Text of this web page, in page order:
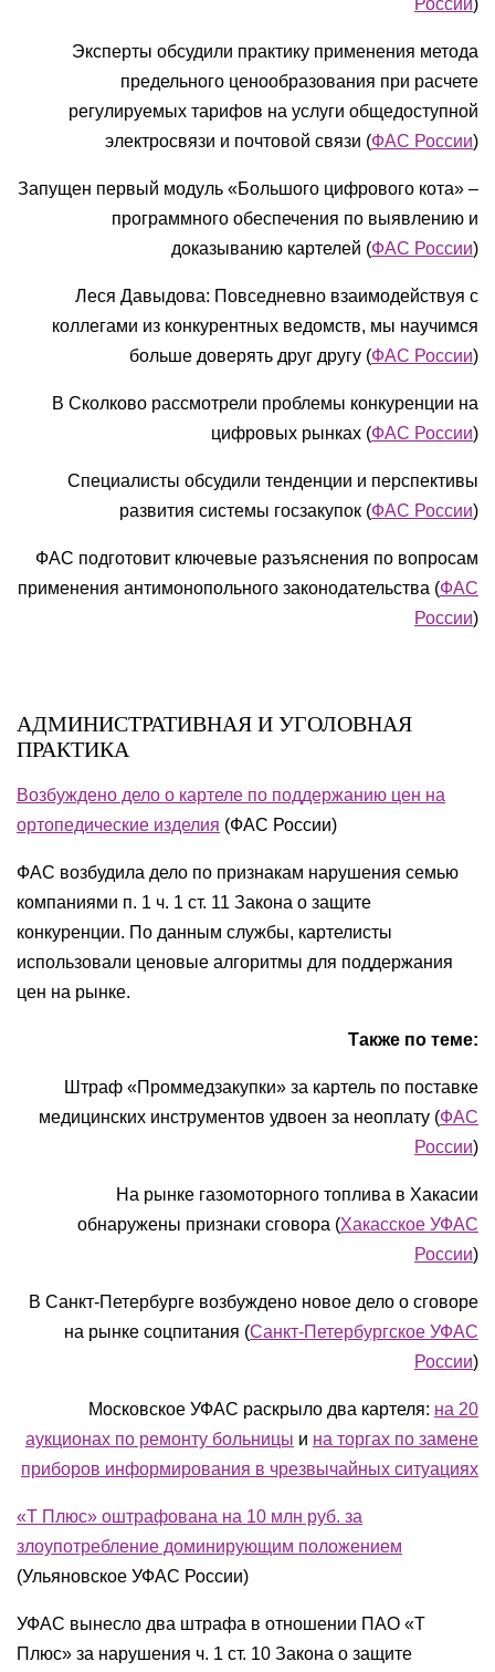
России )
Эксперты обсудили практику применения метода
предельного ценообразования при расчете
регулируемых тарифов на услуги общедоступной
электросвязи и почтовой связи (ФАС России)
Запущен первый модуль «Большого цифрового кота» –
программного обеспечения по выявлению и
доказыванию картелей (ФАС России)
Леся Давыдова: Повседневно взаимодействуя с
коллегами из конкурентных ведомств, мы научимся
больше доверять друг другу (ФАС России)
В Сколково рассмотрели проблемы конкуренции на
цифровых рынках (ФАС России)
Специалисты обсудили тенденции и перспективы
развития системы госзакупок (ФАС России)
ФАС подготовит ключевые разъяснения по вопросам
применения антимонопольного законодательства (ФАС
России)
АДМИНИСТРАТИВНАЯ И УГОЛОВНАЯ
ПРАКТИКА
Возбуждено дело о картеле по поддержанию цен на
ортопедические изделия (ФАС России)
ФАС возбудила дело по признакам нарушения семью
компаниями п. 1 ч. 1 ст. 11 Закона о защите
конкуренции. По данным службы, картелисты
использовали ценовые алгоритмы для поддержания
цен на рынке.
Также по теме:
Штраф «Проммедзакупки» за картель по поставке
медицинских инструментов удвоен за неоплату (ФАС
России)
На рынке газомоторного топлива в Хакасии
обнаружены признаки сговора (Хакасское УФАС
России)
В Санкт-Петербурге возбуждено новое дело о сговоре
на рынке соцпитания (Санкт-Петербургское УФАС
России)
Московское УФАС раскрыло два картеля: на 20
аукционах по ремонту больницы и на торгах по замене
приборов информирования в чрезвычайных ситуациях
«Т Плюс» оштрафована на 10 млн руб. за
злоупотребление доминирующим положением
(Ульяновское УФАС России)
УФАС вынесло два штрафа в отношении ПАО «Т
Плюс» за нарушения ч. 1 ст. 10 Закона о защите